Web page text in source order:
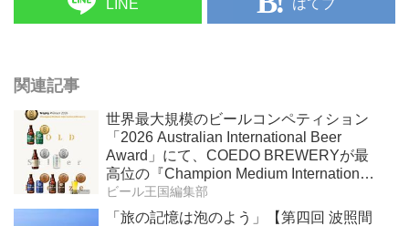
LINE はてブ
関連記事
世界最大規模のビールコンペティション
「2026 Australian International Beer
Award」にて、COEDO BREWERYが最
高位の『Champion Medium International
Brewery』を受賞！
ビール王国編集部
「旅の記憶は泡のよう」【第四回 波照間